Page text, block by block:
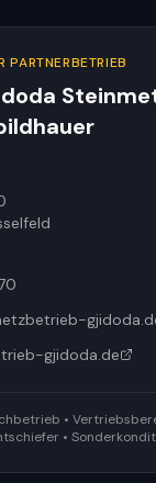
PARTNERBETRIEB
gjidoda.de
•
•